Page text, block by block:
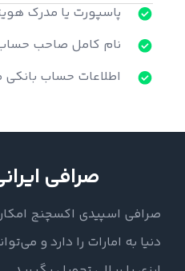
پاسپورت یا مدرک
نام کامل صاحب
اطلاعات حساب
صرافی
صرافی اسپیدی اکسچنج
دنیا به امارات را دارد و